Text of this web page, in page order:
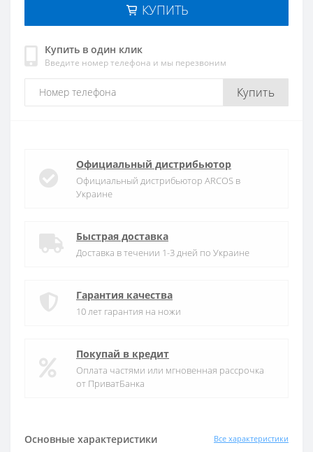
КУПИТЬ
Купить в один клик
Введите номер телефона и мы перезвоним
Купить
Основные характеристики Все характеристики
Официальный дистрибьютор
Официальный дистрибьютор ARCOS в
Украине
Быстрая доставка
Доставка в течении 1-3 дней по Украине
Гарантия качества
10 лет гарантия на ножи
Покупай в кредит
Оплата частями или мгновенная рассрочка
от ПриватБанка